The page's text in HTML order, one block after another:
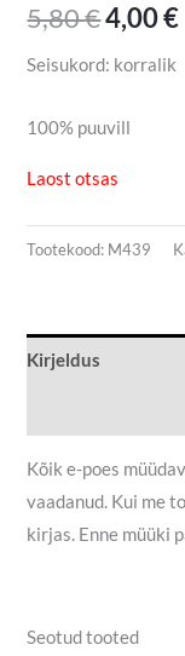
5,80€4,00€
Seisukord: korralik
100% puuvill
Laost otsas
Tootekood: M439
Kirjeldus
Kõik e-poes
vaadanud. Kui me
kirjas. Enne müüki
Seotud tooted